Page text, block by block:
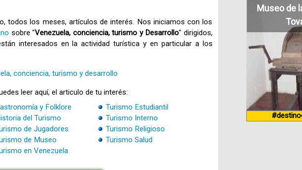
todos los meses, artículos de interés. Nos iniciamos con los
sobre "Venezuela, conciencia, turismo y Desarrollo" dirigidos,
interesados en la actividad turística y en particular a los
conciencia, turismo y desarrollo
leer aquí, el articulo de tu interés:
y Folklore
Turismo Estudiantil
del Turismo
Turismo Interno
de Jugadores
Turismo Religioso
de Museo
Turismo Salud
en Venezuela
Museo de